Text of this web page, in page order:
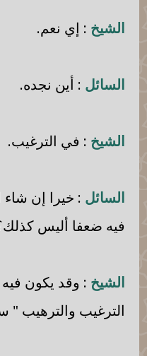
الشيخ : إي نعم.
السائل : أين نجده.
الشيخ : في الترغيب.
السائل : خيرا إن شاء
فيه ضعفا أليس
الشيخ : وقد يكون
الترغيب والترهيب "